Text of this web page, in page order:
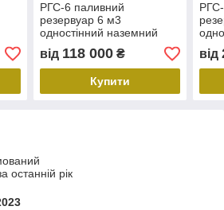
РГС-6 паливний
резервуар 6 м3
одностінний наземний
(після кап. ремонту)
від 118 000₴
Купити
від
останній рік